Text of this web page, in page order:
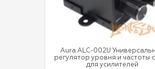
Aura ALC-002U
регулятор уровня и частоты
для усилителей